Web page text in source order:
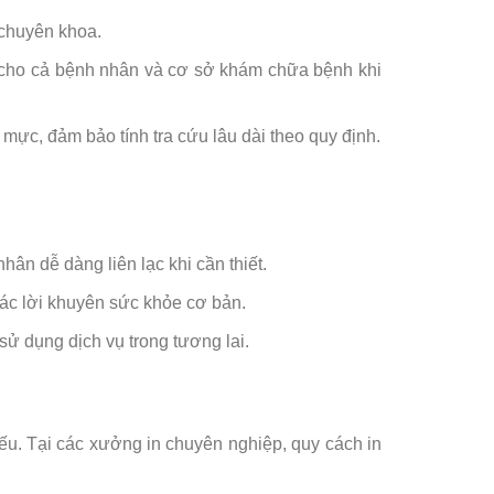
khoa.
cả bệnh nhân và cơ sở khám chữa bệnh khi
đảm bảo tính tra cứu lâu dài theo quy định.
dễ dàng liên lạc khi cần thiết.
lời khuyên sức khỏe cơ bản.
dụng dịch vụ trong tương lai.
Tại các xưởng in chuyên nghiệp, quy cách in